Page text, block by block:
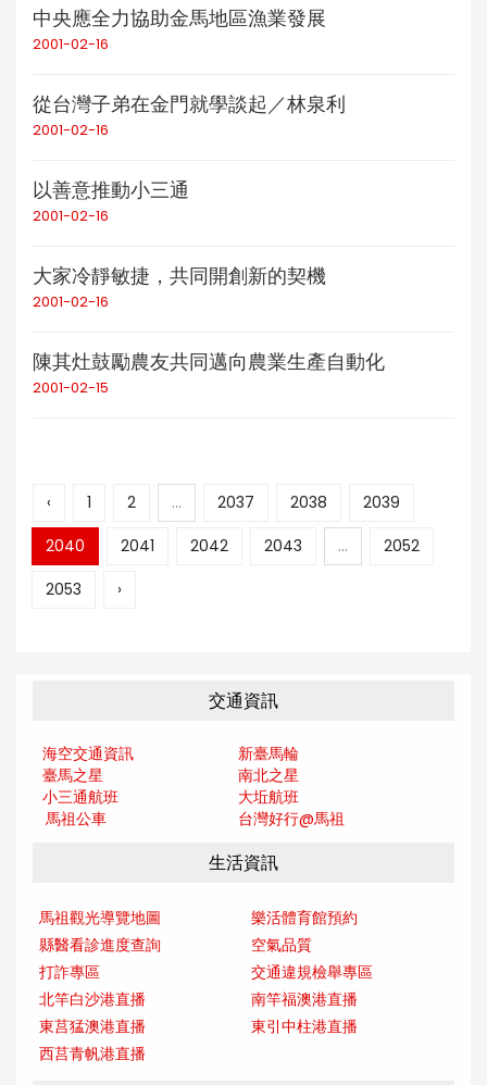
中央應全力協助金馬地區漁業發展
2001-02-16
從台灣子弟在金門就學談起／林泉利
2001-02-16
以善意推動小三通
2001-02-16
大家冷靜敏捷，共同開創新的契機
2001-02-16
陳其灶鼓勵農友共同邁向農業生產自動化
2001-02-15
‹ 1 2 ... 2037 2038
2039
2040
2041 2042 2043 ...
2052
2053
›
交通資訊
海空交通資訊
新臺馬輪
臺馬之星
南北之星
小三通航班
大坵航班
馬祖公車
台灣好行@馬祖
生活資訊
馬祖觀光導覽地圖
樂活體育館預約
縣醫看診進度查詢
空氣品質
打詐專區
交通違規檢舉專區
北竿白沙港直播
南竿福澳港直播
東莒猛澳港直播
東引中柱港直播
西莒青帆港直播